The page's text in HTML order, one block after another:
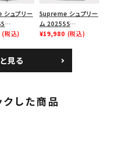
ュプリー
ックパッ
(税込)
Supreme シュプリー
ム 2025SS
Homerun Tee ホー
¥19,980 (税込)
見る
クした商品